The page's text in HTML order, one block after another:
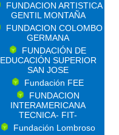
FUNDACION ARTISTICA
GENTIL MONTAÑA
FUNDACION COLOMBO
GERMANA
FUNDACIÓN DE
EDUCACIÓN SUPERIOR
SAN JOSE
Fundación FEE
FUNDACION
INTERAMERICANA
TECNICA- FIT-
Fundación Lombroso